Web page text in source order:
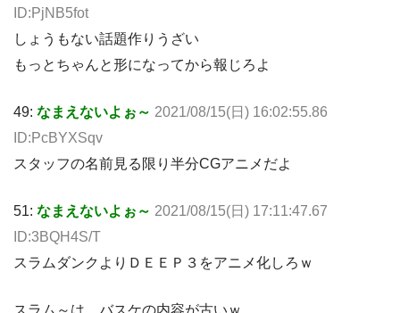
ID:PjNB5fot
しょうもない話題作りうざい
もっとちゃんと形になってから報じろよ
49: なまえないよぉ～ 2021/08/15(日) 16:02:55.86
ID:PcBYXSqv
スタッフの名前見る限り半分CGアニメだよ
51: なまえないよぉ～ 2021/08/15(日) 17:11:47.67
ID:3BQH4S/T
スラムダンクよりＤＥＥＰ３をアニメ化しろｗ
スラム～は、バスケの内容が古いｗ